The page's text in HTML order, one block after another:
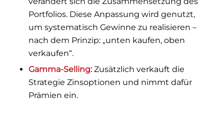
Portfolios. Diese Anpassung wird genutzt,
um systematisch Gewinne zu realisieren –
nach dem Prinzip: „unten kaufen, oben
verkaufen“.
Gamma-Selling:Zusätzlich verkauft die
Strategie Zinsoptionen und nimmt dafür
Prämien ein.